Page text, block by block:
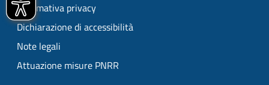
Informativa privacy
Dichiarazione di accessibilità
Note legali
Attuazione misure PNRR